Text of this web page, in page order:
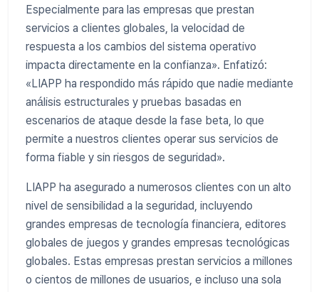
Especialmente para las empresas que prestan
servicios a clientes globales, la velocidad de
respuesta a los cambios del sistema operativo
impacta directamente en la confianza». Enfatizó:
«LIAPP ha respondido más rápido que nadie mediante
análisis estructurales y pruebas basadas en
escenarios de ataque desde la fase beta, lo que
permite a nuestros clientes operar sus servicios de
forma fiable y sin riesgos de seguridad».
LIAPP ha asegurado a numerosos clientes con un alto
nivel de sensibilidad a la seguridad, incluyendo
grandes empresas de tecnología financiera, editores
globales de juegos y grandes empresas tecnológicas
globales. Estas empresas prestan servicios a millones
o cientos de millones de usuarios, e incluso una sola